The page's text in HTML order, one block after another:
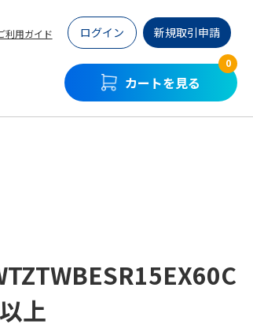
利用ガイド ログイン 新規取引申請
カートを見る
0
上